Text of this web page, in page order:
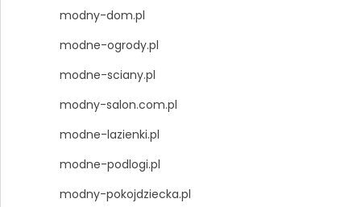
modny-dom.pl
modne-ogrody.pl
modne-sciany.pl
modny-salon.com.pl
modne-lazienki.pl
modne-podlogi.pl
modny-pokojdziecka.pl